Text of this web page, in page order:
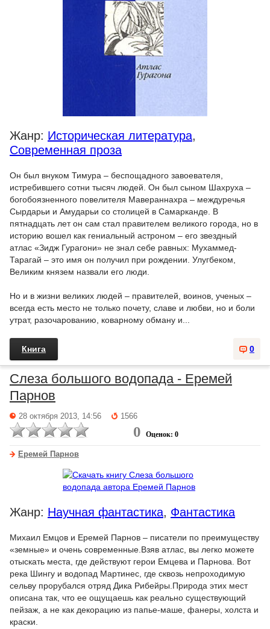
Жанр: Историческая литература,
Современная проза
Он был внуком Тимура – беспощадного завоевателя,
истребившего сотни тысяч людей. Он был сыном Шахруха –
богобоязненного повелителя Мавераннахра – междуречья
Сырдарьи и Амударьи со столицей в Самарканде. В
пятнадцать лет он сам стал правителем великого города, но в
историю вошел как гениальный астроном – его звездный
атлас «Зидж Гурагони» не знал себе равных: Мухаммед-
Тарагай – это имя он получил при рождении. Улугбеком,
Великим князем назвали его люди.
Но и в жизни великих людей – правителей, воинов, ученых –
всегда есть место не только почету, славе и любви, но и боли
утрат, разочарованию, коварному обману и...
0
Книга
Слеза большого водопада - Еремей
Парнов
28 октября 2013, 14:56 1566
0 Оценок: 0
Еремей Парнов
Жанр: Научная фантастика, Фантастика
Михаил Емцов и Еремей Парнов – писатели по преимуществу
«земные» и очень современные.Взяв атлас, вы легко можете
отыскать места, где действуют герои Емцева и Парнова. Вот
река Шингу и водопад Мартинес, где сквозь непроходимую
сельву прорубался отряд Дика Рибейры.Природа этих мест
описана так, что ее ощущаешь как реально существующий
пейзаж, а не как декорацию из папье-маше, фанеры, холста и
краски.